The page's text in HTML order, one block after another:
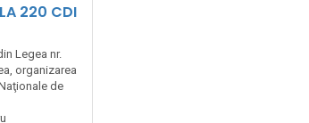
220 CDI
Legea nr.
organizarea
de